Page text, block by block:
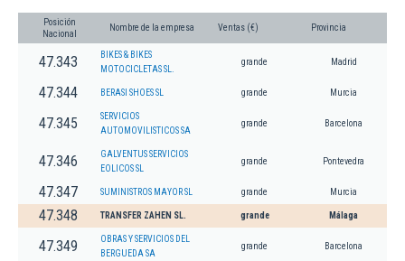
Posición
Nacional
Nombre de la empresa Ventas (€) Provincia
47.343
BIKES & BIKES
MOTOCICLETAS SL.
grande Madrid
47.344 BERASI SHOES SL grande Murcia
47.345
SERVICIOS
AUTOMOVILISTICOS SA
grande Barcelona
47.346
GALVENTUS SERVICIOS
EOLICOS SL
grande Pontevedra
47.347 SUMINISTROS MAYOR SL grande Murcia
47.348 TRANSFER ZAHEN SL. grande Málaga
47.349
OBRAS Y SERVICIOS DEL
BERGUEDA SA
grande Barcelona